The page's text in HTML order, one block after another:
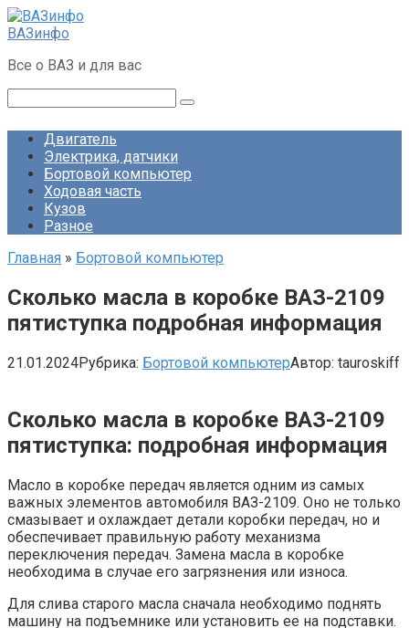
Перейти
к
ВАЗинфо
Все о ВАЗ и для вас
Двигатель
Электрика, датчики
Бортовой компьютер
Ходовая часть
Кузов
Разное
Главная » Бортовой компьютер
Сколько масла в коробке ВАЗ-2109
пятиступка подробная информация
21.01.2024Рубрика: Бортовой компьютерАвтор: tauroskiff
Сколько масла в коробке ВАЗ-2109
пятиступка: подробная информация
Масло в коробке передач является одним из самых
важных элементов автомобиля ВАЗ-2109. Оно не только
смазывает и охлаждает детали коробки передач, но и
обеспечивает правильную работу механизма
переключения передач. Замена масла в коробке
необходима в случае его загрязнения или износа.
Для слива старого масла сначала необходимо поднять
машину на подъемнике или установить ее на подставки.